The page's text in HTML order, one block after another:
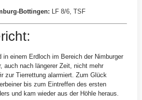
Bottingen: LF 8/6,TSF
in einem Erdloch im Bereich der Nimburger
auch nach längerer Zeit, nicht mehr
zur Tierrettung alarmiert. Zum Glück
bis zum Eintreffen des ersten
und kam wieder aus der Höhle heraus.